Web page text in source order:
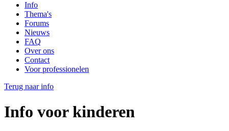
Info
Thema's
Forums
Nieuws
FAQ
Over ons
Contact
Voor professionelen
Terug naar info
Info voor kinderen